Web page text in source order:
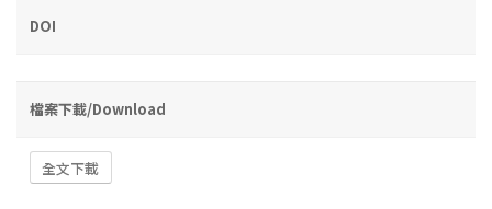
DOI
檔案下載/Download
全文下載